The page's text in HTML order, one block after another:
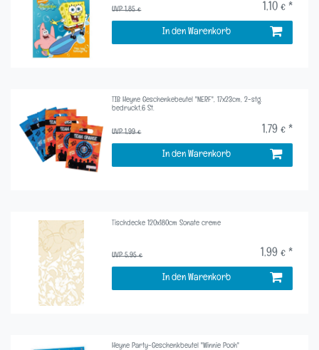
UVP 1,85 € 1,10 € *
In den Warenkorb
TIB Heyne Geschenkebeutel "NERF", 17x23cm, 2-stg.
bedruckt,6 St.
UVP 1,99 € 1,79 € *
In den Warenkorb
Tischdecke 120x180cm Sonate creme
UVP 5,95 € 1,99 € *
In den Warenkorb
Heyne Party-Geschenkbeutel "Winnie Pooh"